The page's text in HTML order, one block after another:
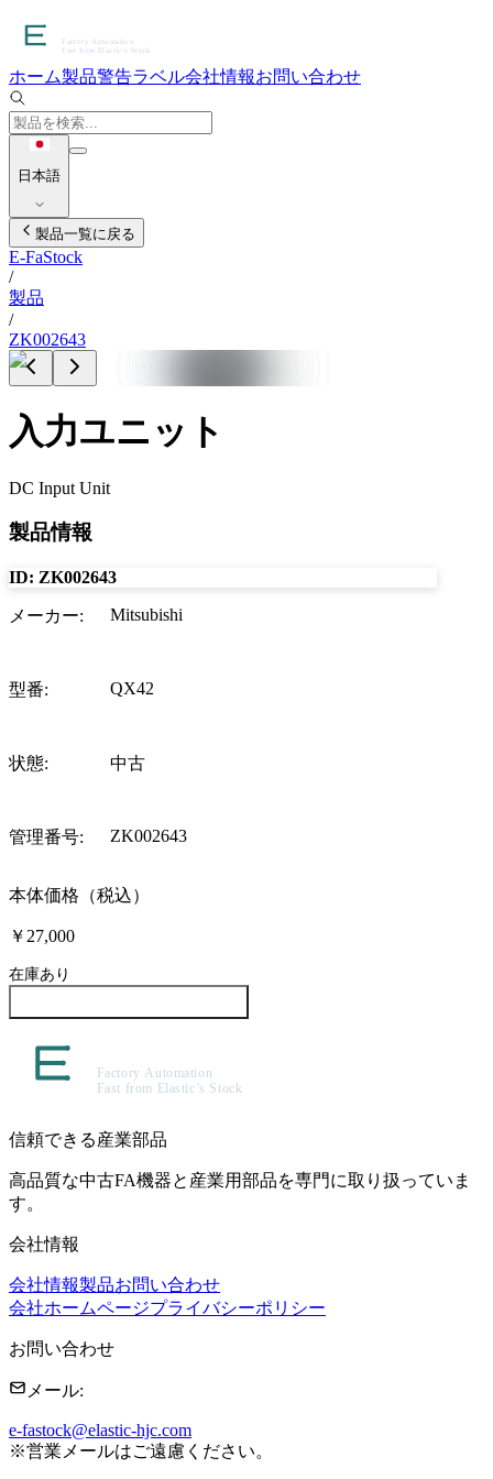
ホーム製品警告ラベル会社情報お問い合わせ
日本語
製品一覧に戻る
E-FaStock
/
製品
/
ZK002643
入力ユニット
DC Input Unit
製品情報
ID: ZK002643
メーカー: Mitsubishi
型番: QX42
状態: 中古
管理番号: ZK002643
本体価格（税込）
￥27,000
在庫あり
信頼できる産業部品
高品質な中古FA機器と産業用部品を専門に取り扱っていま
す。
会社情報
会社情報製品お問い合わせ
会社ホームページプライバシーポリシー
お問い合わせ
メール:
e-fastock@elastic-hjc.com
※営業メールはご遠慮ください。